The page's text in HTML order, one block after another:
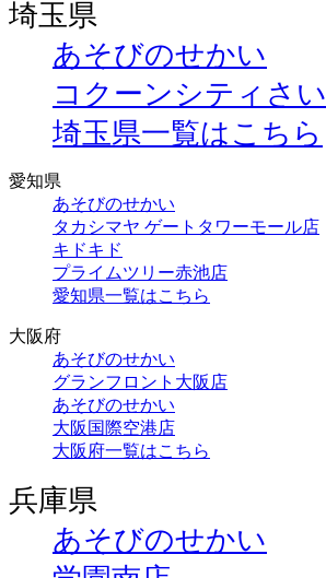
埼玉県
あそびのせかい
コクーンシティさ
埼玉県一覧はこちら
愛知県
あそびのせかい
タカシマヤ ゲートタワーモール店
キドキド
プライムツリー赤池店
愛知県一覧はこちら
大阪府
あそびのせかい
グランフロント大阪店
あそびのせかい
大阪国際空港店
大阪府一覧はこちら
兵庫県
あそびのせかい